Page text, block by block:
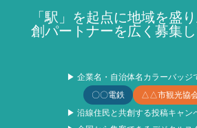
「駅」を起点に地域を盛
創パートナーを広く募集し
▶ 企業名・自治体名カラーバッジ
〇〇電鉄
△△市観光協
▶ 沿線住民と共創する投稿キャン